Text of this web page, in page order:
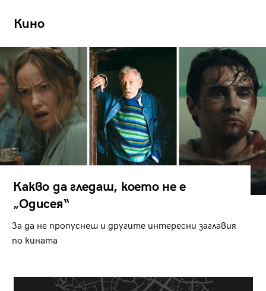
Кино
Какво да гледаш, което не е
„Одисея“
За да не пропуснеш и другите интересни заглавия
по кината